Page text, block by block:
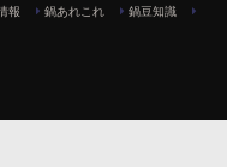
報 鍋あれこれ
鍋豆知識